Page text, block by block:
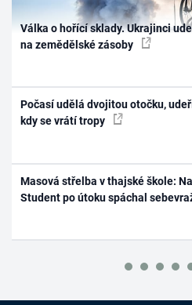
Válka o hořící sklady. Ukrajinci
na zemědělské zásoby
Počasí udělá dvojitou otočku,
kdy se vrátí tropy
Masová střelba v thajské škole:
Student po útoku spáchal